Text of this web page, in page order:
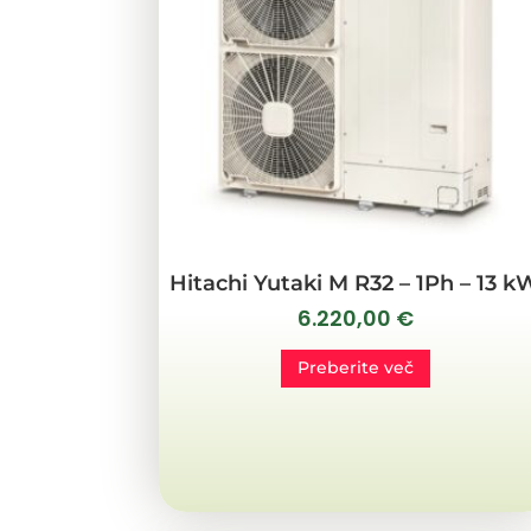
Hitachi Yutaki M R32 – 1Ph – 13
6.220,00 €
Preberite več